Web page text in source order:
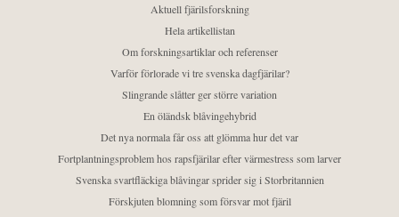
Aktuell fjärilsforskning
Hela artikellistan
Om forskningsartiklar och referenser
Varför förlorade vi tre svenska dagfjärilar?
Slingrande slåtter ger större variation
En öländsk blåvingehybrid
Det nya normala får oss att glömma hur det var
Fortplantningsproblem hos rapsfjärilar efter värmestress som larver
Svenska svartfläckiga blåvingar sprider sig i Storbritannien
Förskjuten blomning som försvar mot fjäril